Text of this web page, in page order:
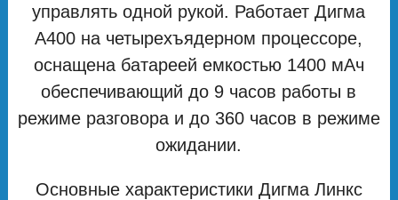
управлять одной рукой. Работает Дигма
А400 на четырехъядерном процессоре,
оснащена батареей емкостью 1400 мAч
обеспечивающий до 9 часов работы в
режиме разговора и до 360 часов в режиме
ожидании.
Основные характеристики Дигма Линкс